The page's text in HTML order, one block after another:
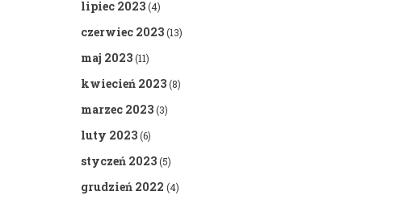
lipiec 2023(4)
czerwiec 2023(13)
maj 2023(11)
kwiecień 2023(8)
marzec 2023(3)
luty 2023(6)
styczeń 2023(5)
grudzień 2022 (4)